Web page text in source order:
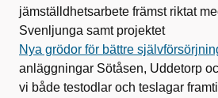
jämställdhetsarbete främst riktat
Svenljunga samt projektet
Nya grödor för bättre
anläggningar Sötåsen, Uddetorp
vi både testodlar och teslagar